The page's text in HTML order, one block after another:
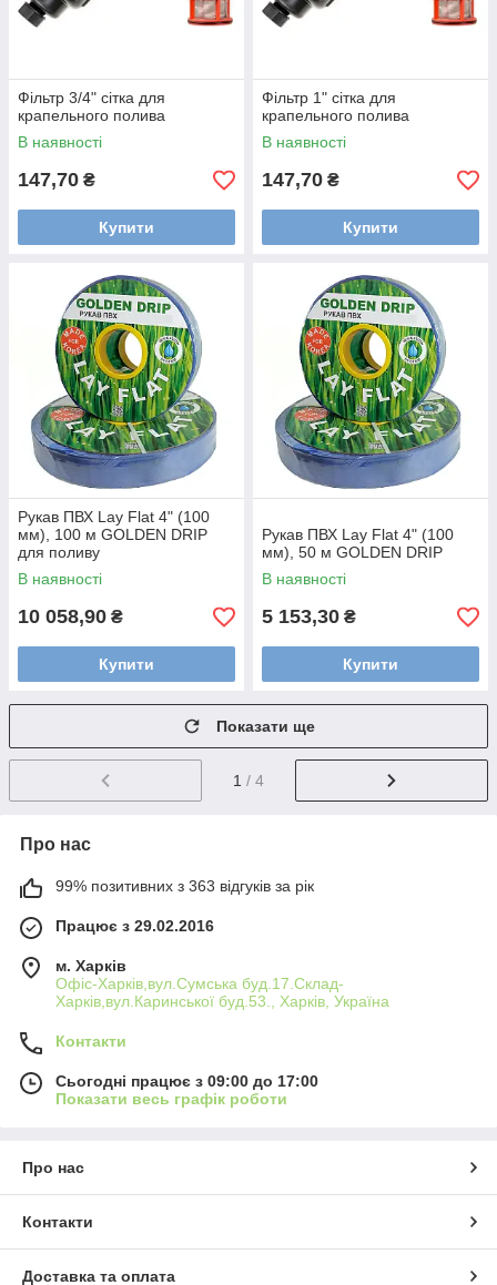
Фільтр 3/4" сітка для
крапельного полива
В наявності
147,70 ₴
Купити
Фільтр 1" сітка для
крапельного полива
В наявності
147,70 ₴
Купити
Рукав ПВХ Lay Flat 4" (100
мм), 100 м GOLDEN DRIP
для поливу
В наявності
10 058,90 ₴
Купити
Рукав ПВХ Lay Flat 4" (100
мм), 50 м GOLDEN DRIP
В наявності
5 153,30 ₴
Купити
Показати ще
1 / 4
Про нас
99% позитивних з 363 відгуків за рік
Працює з 29.02.2016
м. Харків
Офіс-Харків,вул.Сумська буд.17.Склад-
Харків,вул.Каринської буд.53., Харків, Україна
Контакти
Сьогодні працює з 09:00 до 17:00
Показати весь графік роботи
Про нас
Контакти
Доставка та оплата